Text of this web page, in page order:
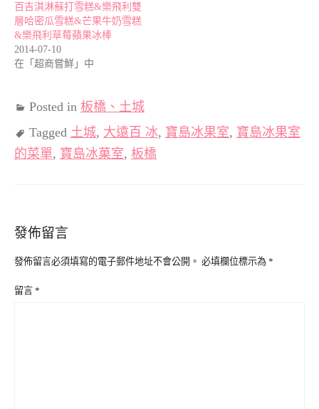
百吉淇淋蘇打雪糕&樂飛利雙
層哈密瓜雪糕&芒果牛奶雪糕
&樂飛利草莓蘋果冰棒
2014-07-10
在「超商嘗鮮」中
Posted in 板橋、土城
Tagged 土城, 大遠百 冰, 寶島冰果室, 寶島冰果室
的菜單, 寶島冰菓室, 板橋
發佈留言
發佈留言必須填寫的電子郵件地址不會公開。 必填欄位標示為 *
留言 *